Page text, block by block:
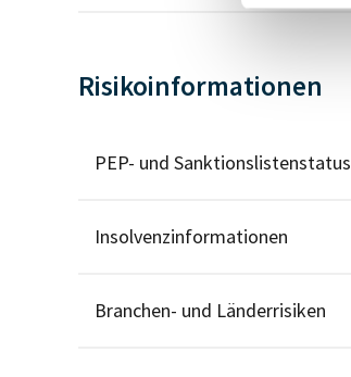
Risikoinformationen
PEP- und Sanktionslistenstatus
Insolvenzinformationen
Branchen- und Länderrisiken